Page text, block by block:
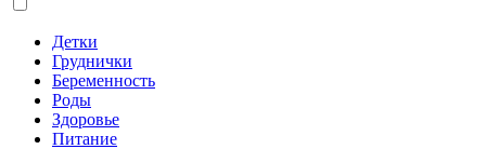
Детки
Груднички
Беременность
Роды
Здоровье
Питание